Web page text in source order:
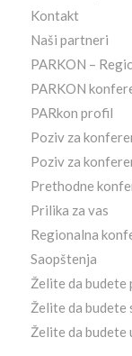
Kontakt
Naši partneri
PARKON –
PARKON
PARkon profil
Poziv za
Poziv za
Prethodne
Prilika za vas
Regionalna
Saopštenja
Želite da budete
Želite da budete
Želite da budete